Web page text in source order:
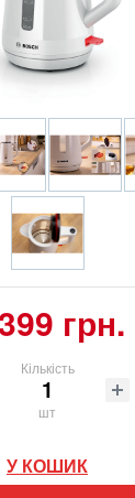
грн.
Кількість
шт
У КОШИК